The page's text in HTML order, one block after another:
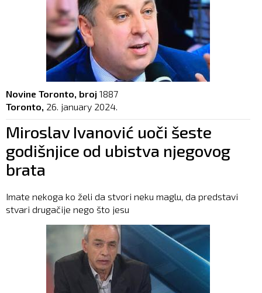
Novine Toronto, broj 1887
Toronto, 26. january 2024.
Miroslav Ivanović uoči šeste
godišnjice od ubistva njegovog
brata
Imate nekoga ko želi da stvori neku maglu, da predstavi
stvari drugačije nego što jesu